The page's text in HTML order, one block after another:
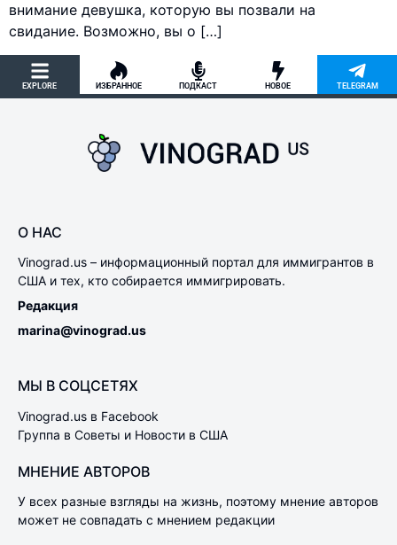
внимание девушка, которую вы позвали на
свидание. Возможно, вы о […]
EXPLORE ИЗБРАННОЕ ПОДКАСТ НОВОЕ TELEGRAM
О НАС
Vinograd.us – информационный портал для иммигрантов в
США и тех, кто собирается иммигрировать.
Редакция
marina@vinograd.us
МЫ В СОЦСЕТЯХ
Vinograd.us в Facebook
Группа в Советы и Новости в США
МНЕНИЕ АВТОРОВ
У всех разные взгляды на жизнь, поэтому мнение авторов
может не совпадать с мнением редакции